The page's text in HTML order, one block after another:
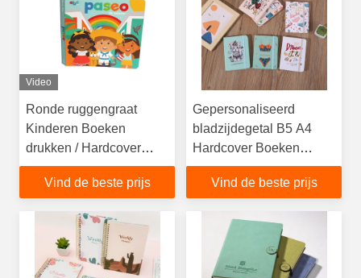
Video
Ronde ruggengraat
Kinderen Boeken
drukken / Hardcover
Boeken drukken
Vind de beste prijs
Gepersonaliseerd
bladzijdegetal B5 A4
Hardcover Boeken
Notebook Printing Met
CMYK Offset Printing
Vind de beste prijs